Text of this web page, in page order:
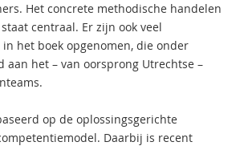
Het concrete methodische handelen
centraal. Er zijn ook veel
het boek opgenomen, die onder
aan het – van oorsprong Utrechtse –
op de oplossingsgerichte
Daarbij is recent